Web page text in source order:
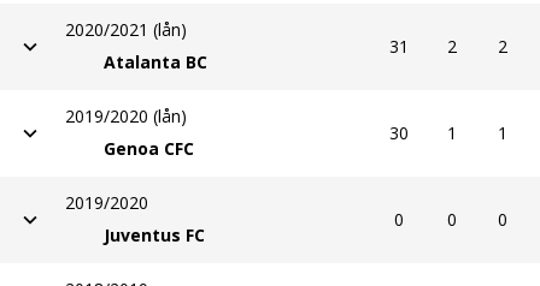
2020/2021 (lån)
Atalanta BC
31 2 2
2019/2020 (lån)
Genoa CFC
30 1 1
2019/2020
Juventus FC
0 0 0